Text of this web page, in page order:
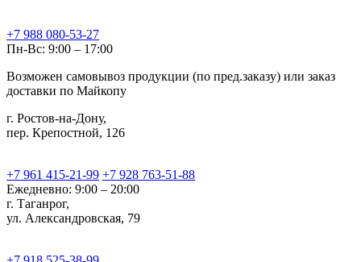
+7 988 080-53-27
Пн-Вс: 9:00 – 17:00
Возможен самовывоз продукции (по пред.заказу) или заказ
доставки по Майкопу
г. Ростов-на-Дону,
пер. Крепостной, 126
+7 961 415-21-99 +7 928 763-51-88
Ежедневно: 9:00 – 20:00
г. Таганрог,
ул. Александровская, 79